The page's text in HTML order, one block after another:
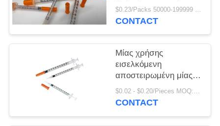
PRIVACY
POLICY
σύριγγα ινσουλίνης
συρίγγων
$0.23/Packs 50000-199999 Packs MOQ:50000 πακέτα
CONTACT
Μίας χρήσης
εισελκόμενη
αποστειρωμένη μίας
χρήσης σύριγγα με τη
σταθερή λεπτή βελόνα
$0.02 - $0.20/Pieces MOQ:100000 κομμάτια
CONTACT